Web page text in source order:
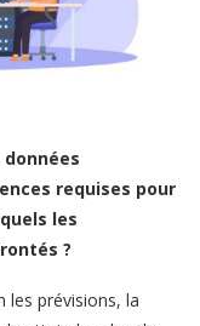
requises pour
les
?
les prévisions, la